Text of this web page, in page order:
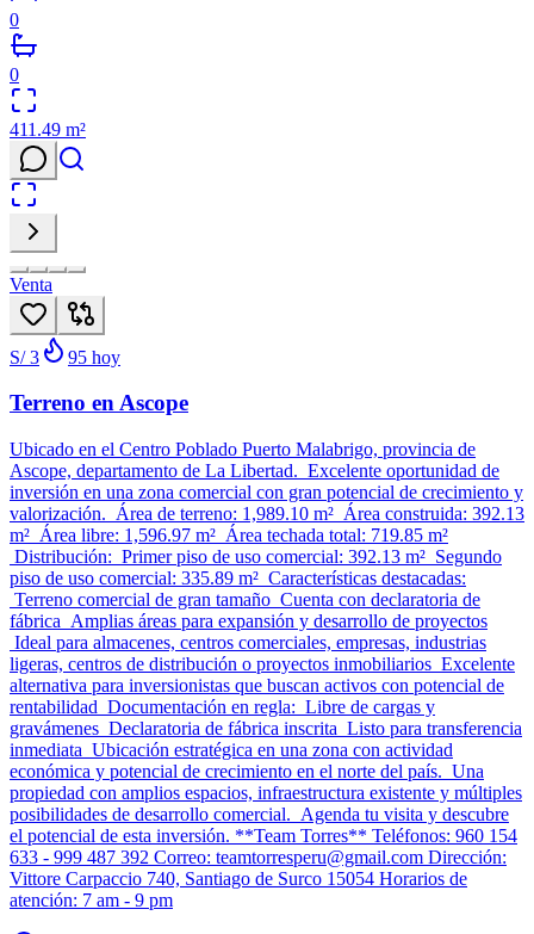
0
0
411.49 m²
Venta
S/ 3 95 hoy
Terreno en Ascope
Ubicado en el Centro Poblado Puerto Malabrigo, provincia de
Ascope, departamento de La Libertad. Excelente oportunidad de
inversión en una zona comercial con gran potencial de crecimiento y
valorización. Área de terreno: 1,989.10 m² Área construida: 392.13
m² Área libre: 1,596.97 m² Área techada total: 719.85 m²
Distribución: Primer piso de uso comercial: 392.13 m² Segundo
piso de uso comercial: 335.89 m² Características destacadas:
Terreno comercial de gran tamaño Cuenta con declaratoria de
fábrica Amplias áreas para expansión y desarrollo de proyectos
Ideal para almacenes, centros comerciales, empresas, industrias
ligeras, centros de distribución o proyectos inmobiliarios Excelente
alternativa para inversionistas que buscan activos con potencial de
rentabilidad Documentación en regla: Libre de cargas y
gravámenes Declaratoria de fábrica inscrita Listo para transferencia
inmediata Ubicación estratégica en una zona con actividad
económica y potencial de crecimiento en el norte del país. Una
propiedad con amplios espacios, infraestructura existente y múltiples
posibilidades de desarrollo comercial. Agenda tu visita y descubre
el potencial de esta inversión. **Team Torres** Teléfonos: 960 154
633 - 999 487 392 Correo: teamtorresperu@gmail.com Dirección:
Vittore Carpaccio 740, Santiago de Surco 15054 Horarios de
atención: 7 am - 9 pm